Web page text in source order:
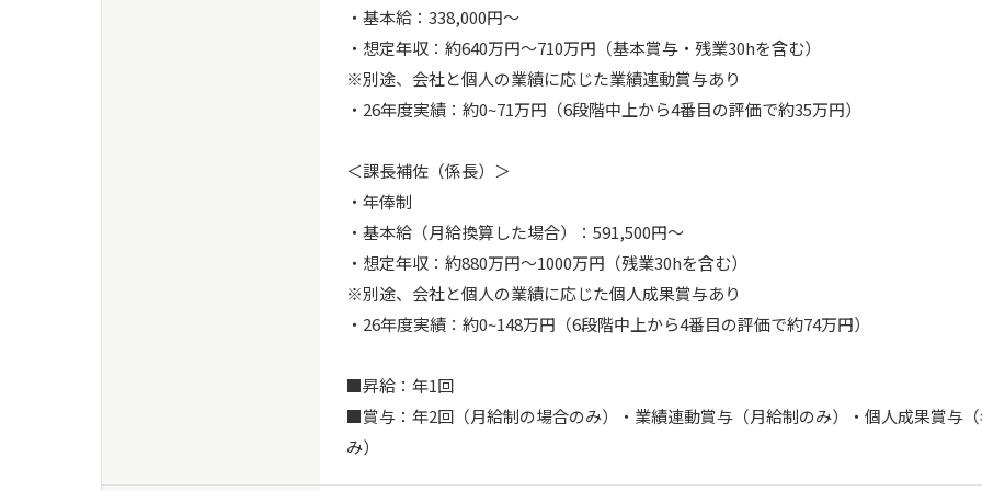
・基本給：338,000円～
・想定年収：約640万円～710万円（基本賞与・残業30hを含む）
※別途、会社と個人の業績に応じた業績連動賞与あり
・26年度実績：約0~71万円（6段階中上から4番目の評価で約35万円）
＜課長補佐（係長）＞
・年俸制
・基本給（月給換算した場合）：591,500円～
・想定年収：約880万円～1000万円（残業30hを含む）
※別途、会社と個人の業績に応じた個人成果賞与あり
・26年度実績：約0~148万円（6段階中上から4番目の評価で約74万円）
■昇給：年1回
■賞与：年2回（月給制の場合のみ）・業績連動賞与（月給制のみ）・個人成果賞与
み）